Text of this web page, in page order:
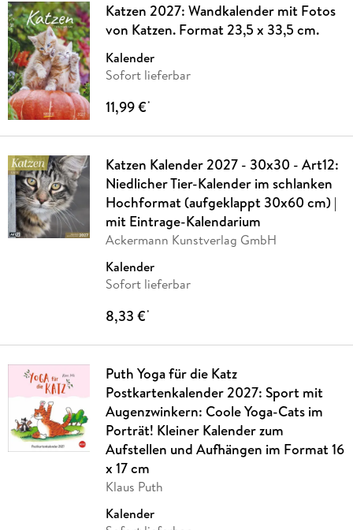
Katzen 2027: Wandkalender mit Fotos
von Katzen. Format 23,5 x 33,5 cm.
Kalender
Sofort lieferbar
11,99 €*
Katzen Kalender 2027 - 30x30 - Art12:
Niedlicher Tier-Kalender im schlanken
Hochformat (aufgeklappt 30x60 cm) |
mit Eintrage-Kalendarium
Ackermann Kunstverlag GmbH
Kalender
Sofort lieferbar
8,33 €*
Puth Yoga für die Katz
Postkartenkalender 2027: Sport mit
Augenzwinkern: Coole Yoga-Cats im
Porträt! Kleiner Kalender zum
Aufstellen und Aufhängen im Format 16
x 17 cm
Klaus Puth
Kalender